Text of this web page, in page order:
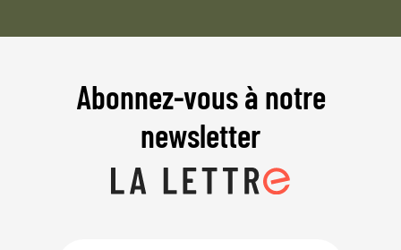
Abonnez-vous à notre
newsletter